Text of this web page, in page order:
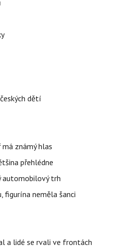
dětí
známý hlas
přehlédne
automobilový trh
figurína neměla šanci
a lidé se rvali ve frontách